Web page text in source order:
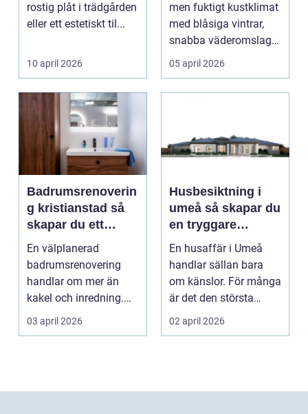
rostig plåt i trädgården
eller ett estetiskt til...
10 april 2026
men fuktigt kustklimat
med blåsiga vintrar,
snabba väderomslag
och ofta hög lu...
05 april 2026
Badrumsrenoverin
g kristianstad så
skapar du ett
funktionellt och
hållbart badrum
En välplanerad
badrumsrenovering
handlar om mer än
kakel och inredning.
För många hushåll
runt Krist...
03 april 2026
Husbesiktning i
umeå så skapar du
en tryggare
bostadsaffär
En husaffär i Umeå
handlar sällan bara
om känslor. För många
är det den största
ekonomiska affären i...
02 april 2026